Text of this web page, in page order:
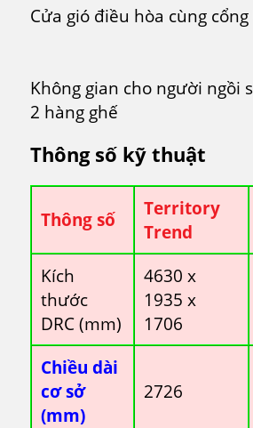
Cửa gió điều hòa cùng
Không gian cho người ngồi
2 hàng ghế
Thông số kỹ thuật
Thông số
Territory
Trend
Kích
thước
DRC (mm)
4630 x
1935 x
1706
Chiều dài
cơ sở
(mm)
2726